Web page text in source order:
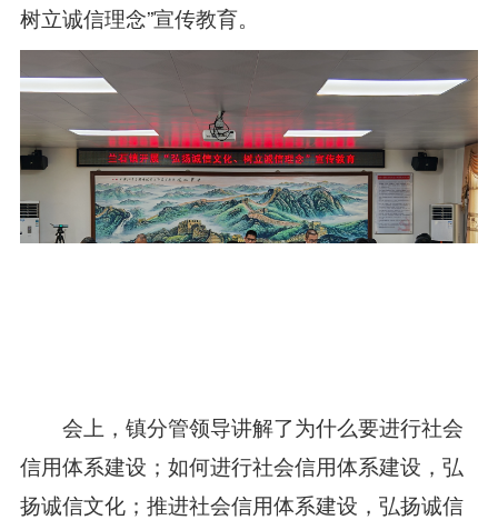
树立诚信理念”宣传教育。
会上，镇分管领导讲解了为什么要进行社会
信用体系建设；如何进行社会信用体系建设，弘
扬诚信文化；推进社会信用体系建设，弘扬诚信